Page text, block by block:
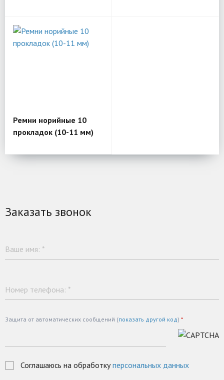
Ремни норийные 10
прокладок (10-11 мм)
Заказать звонок
Ваше имя: *
Номер телефона: *
Защита от автоматических сообщений (показать другой код) *
Соглашаюсь на обработкуперсональных данных